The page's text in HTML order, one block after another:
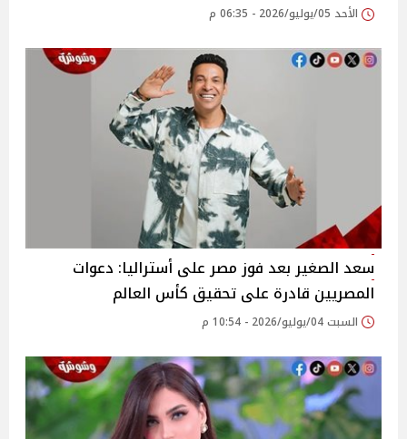
الأحد 05/يوليو/2026 - 06:35 م
سعد الصغير بعد فوز مصر على أستراليا: دعوات
المصريين قادرة على تحقيق كأس العالم
السبت 04/يوليو/2026 - 10:54 م